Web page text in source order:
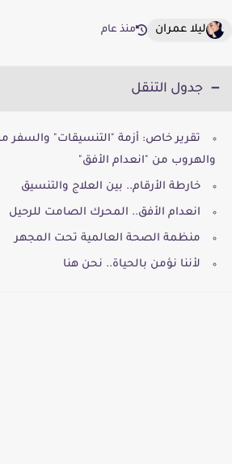
ليلا عمران منذ عام
جدول التنقل
تقرير خاص: أزمة "التنسيقات" والسفر
والهروب من "انعدام الأفق"
خارطة الأرقام.. بين العلاج والتنسيق
انعدام الأفق.. المحرك الصامت للرحيل
منظمة الصحة العالمية تحت المجهر
لأننا نؤمن بالحياة.. نحن هنا